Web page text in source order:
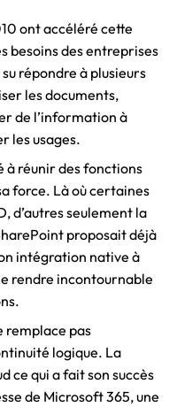
ont accéléré cette
besoins des entreprises
répondre à plusieurs
les documents,
de l’information à
les usages.
à réunir des fonctions
force. Là où certaines
d’autres seulement la
proposait déjà
intégration native à
rendre incontournable
remplace pas
logique. La
ce qui a fait son succès
de Microsoft 365, une